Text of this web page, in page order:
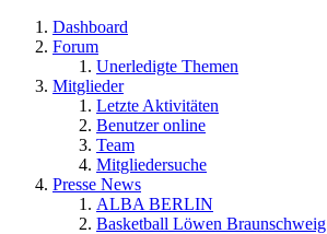
Dashboard
Forum
Unerledigte Themen
Mitglieder
Letzte Aktivitäten
Benutzer online
Team
Mitgliedersuche
Presse News
ALBA BERLIN
Basketball Löwen Braunschweig